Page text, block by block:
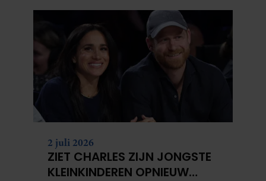
2 juli 2026
ZIET CHARLES ZIJN JONGSTE
KLEINKINDEREN OPNIEUW